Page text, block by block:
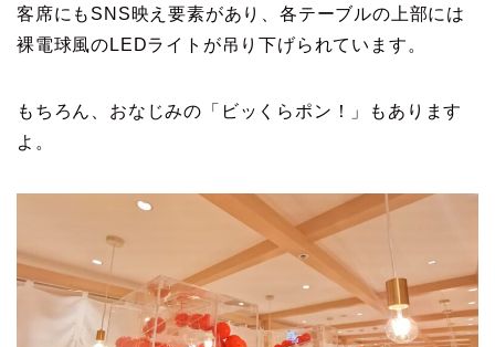
客席にもSNS映え要素があり、各テーブルの上部には
裸電球風のLEDライトが吊り下げられています。
もちろん、おなじみの「ビッくらポン！」もあります
よ。